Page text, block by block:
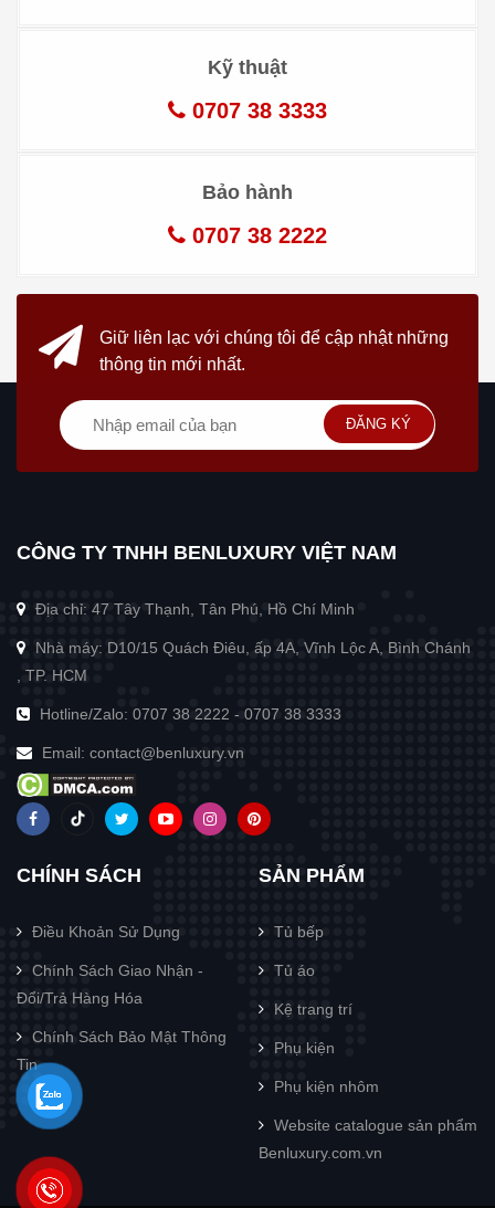
Kỹ thuật
0707 38 3333
Bảo hành
0707 38 2222
Giữ liên lạc với chúng tôi để cập nhật những
thông tin mới nhất.
ĐĂNG KÝ
CÔNG TY TNHH BENLUXURY VIỆT NAM
Địa chỉ: 47 Tây Thạnh, Tân Phú, Hồ Chí Minh
Nhà máy: D10/15 Quách Điêu, ấp 4A, Vĩnh Lộc A, Bình Chánh
, TP. HCM
Hotline/Zalo: 0707 38 2222 - 0707 38 3333
Email: contact@benluxury.vn
CHÍNH SÁCH
Điều Khoản Sử Dụng
Chính Sách Giao Nhận -
Đổi/Trả Hàng Hóa
Chính Sách Bảo Mật Thông
Tin
SẢN PHẨM
Tủ bếp
Tủ áo
Kệ trang trí
Phụ kiện
Phụ kiện nhôm
Website catalogue sản phẩm
Benluxury.com.vn